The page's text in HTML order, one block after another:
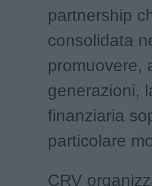
partnership
consolidata
promuovere,
generazioni,
finanziaria
particolare
CRV